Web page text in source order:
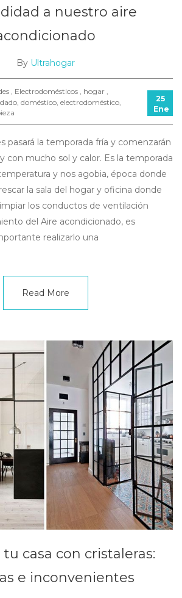
a nuestro aire
By Ultrahogar
, Electrodomésticos , hogar ,
doméstico electrodoméstico
25
Ene
pasará la temporada fría y comenzarán
con mucho sol y calor. Es la temporada
y nos agobia, época donde
la sala del hogar y oficina donde
los conductos de ventilación
del Aire acondicionado, es
realizarlo una
Read More
casa con cristaleras:
e inconvenientes